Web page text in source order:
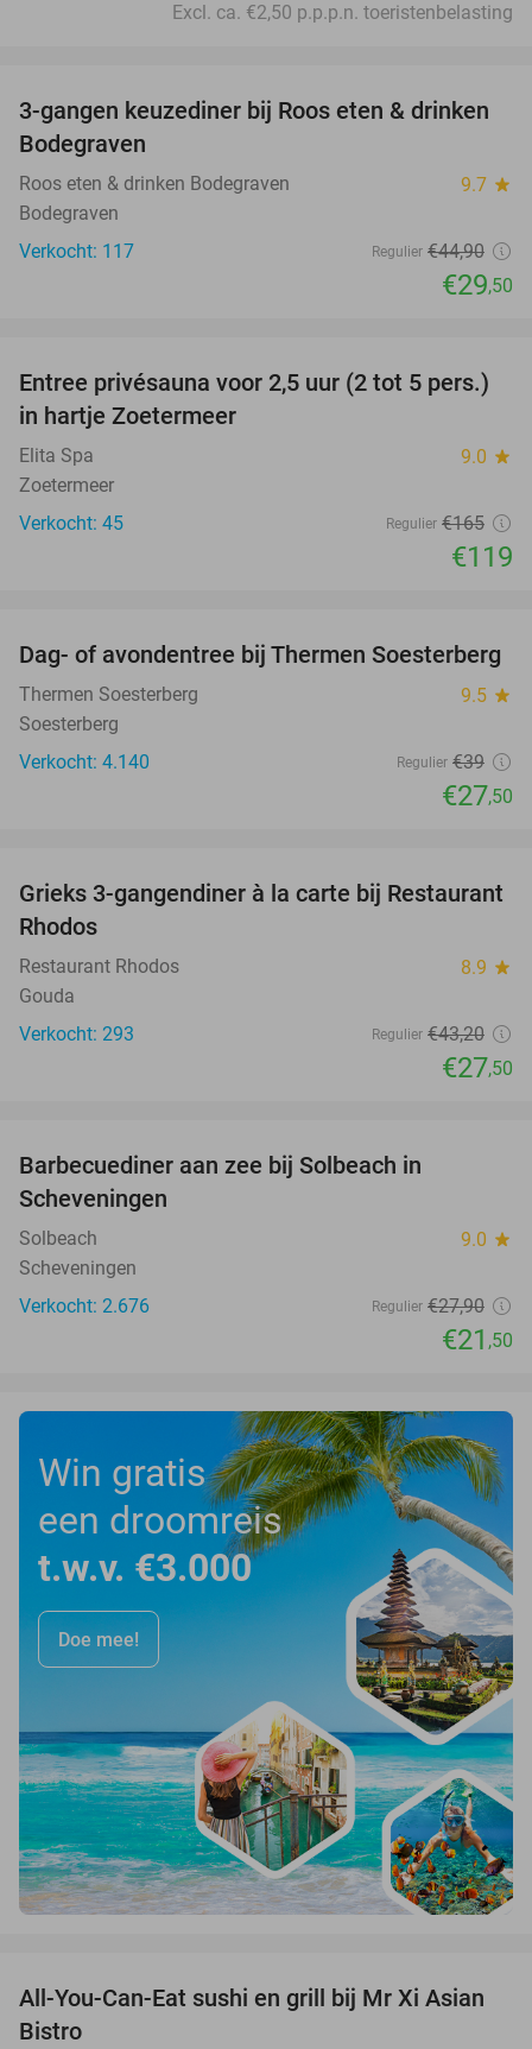
Excl. ca. €2,50 p.p.p.n. toeristenbelasting
34%
3-gangen keuzediner bij Roos eten & drinken
Bodegraven
Roos eten & drinken Bodegraven 9.7 star
Bodegraven
Verkocht: 117
Regulier €44,90
€29,50
28%
Entree privésauna voor 2,5 uur (2 tot 5 pers.)
in hartje Zoetermeer
Elita Spa 9.0 star
Zoetermeer
Verkocht: 45
Regulier €165
€119
29%
Dag- of avondentree bij Thermen Soesterberg
Thermen Soesterberg 9.5 star
Soesterberg
Verkocht: 4.140
Regulier €39
€27,50
36%
Grieks 3-gangendiner à la carte bij Restaurant
Rhodos
Restaurant Rhodos 8.9 star
Gouda
Verkocht: 293
Regulier €43,20
€27,50
Barbecuediner aan zee bij Solbeach in
Scheveningen
Solbeach 9.0 star
Scheveningen
Verkocht: 2.676
Regulier €27,90
€21 ,50
Win gratis
een droomreis
t.w.v. €3.000
Doe mee!
14%
All-You-Can-Eat sushi en grill bij Mr Xi Asian
Bistro